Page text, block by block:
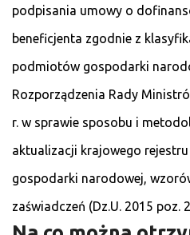
podpisania umowy o
beneficjenta zgodnie z
podmiotów gospodarki
Rozporządzenia Rady
r. w sprawie sposobu i
aktualizacji krajowego
gospodarki narodowej,
zaświadczeń (Dz.U. 2015 poz.